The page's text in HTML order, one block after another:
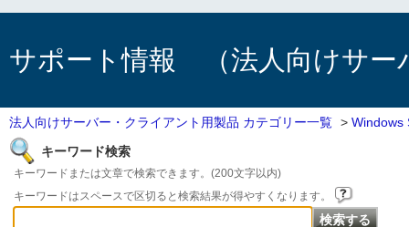
サポート情報 （法人向けサー
法人向けサーバー・クライアント用製品 カテゴリー一覧 > Windows
キーワード検索
キーワードまたは文章で検索できます。(200文字以内)
キーワードはスペースで区切ると検索結果が得やすくなります。